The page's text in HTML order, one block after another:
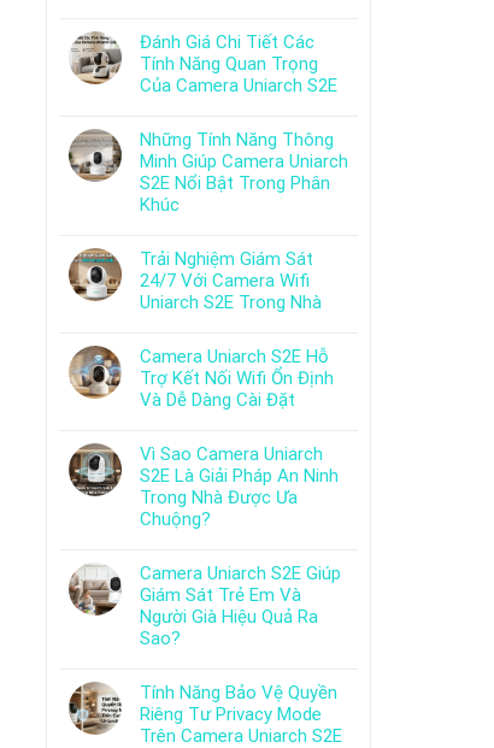
Đánh Giá Chi Tiết Các
Tính Năng Quan Trọng
Của Camera Uniarch S2E
Những Tính Năng Thông
Minh Giúp Camera Uniarch
S2E Nổi Bật Trong Phân
Khúc
Trải Nghiệm Giám Sát
24/7 Với Camera Wifi
Uniarch S2E Trong Nhà
Camera Uniarch S2E Hỗ
Trợ Kết Nối Wifi Ổn Định
Và Dễ Dàng Cài Đặt
Vì Sao Camera Uniarch
S2E Là Giải Pháp An Ninh
Trong Nhà Được Ưa
Chuộng?
Camera Uniarch S2E Giúp
Giám Sát Trẻ Em Và
Người Già Hiệu Quả Ra
Sao?
Tính Năng Bảo Vệ Quyền
Riêng Tư Privacy Mode
Trên Camera Uniarch S2E